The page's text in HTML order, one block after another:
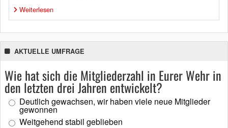
Weiterlesen
AKTUELLE UMFRAGE
Wie hat sich die Mitgliederzahl in Eurer Wehr in
den letzten drei Jahren entwickelt?
Deutlich gewachsen, wir haben viele neue Mitglieder
gewonnen
Weitgehend stabil geblieben